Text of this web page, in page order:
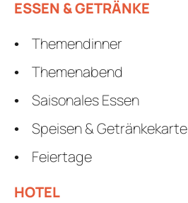
ESSEN & GETRÄNKE
Themendinner
Themenabend
Saisonales Essen
Speisen & Getränkekarte
Feiertage
HOTEL